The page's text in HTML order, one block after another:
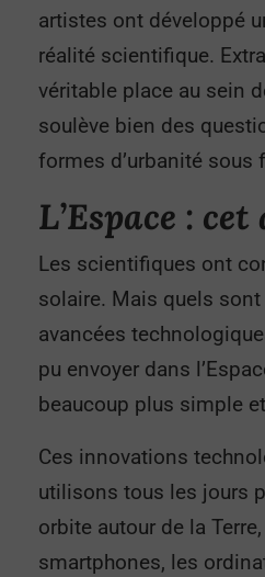
artistes ont développé
réalité scientifique.
véritable place au sein
soulève bien des
formes d’urbanité
L’Espace :
Les scientifiques ont
solaire. Mais quels sont
avancées
pu envoyer dans
beaucoup plus simple
Ces innovations
utilisons tous les jours
orbite autour de la
smartphones, les